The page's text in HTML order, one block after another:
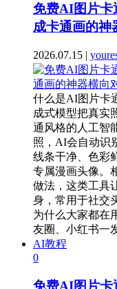
免费AI图片卡
成卡通画的神
2026.07.15 |
什么是AI图片卡
成式模型把真实
通风格的人工智
照，AI会自动识
线条干净、色彩
专属漫画头像。
做法，这类工具
身，常用于社交
为什么大家都在
友圈、小红书一
AI教程
0
免费AI图片卡